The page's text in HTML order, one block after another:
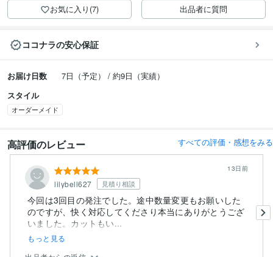
お気に入り(7) 出品者に質問
ココナラの安心保証
お届け日数
7日（予定） / 約9日（実績）
スタイル
オーダーメイド
高評価のレビュー すべての評価・感想をみる
lilybell627 見積り相談
13日前
今回は3回目の発注でした。途中数量変更もお願いした
のですが、快く対応してくださり本当にありがとうござ
いました。カットもい...
もっと見る